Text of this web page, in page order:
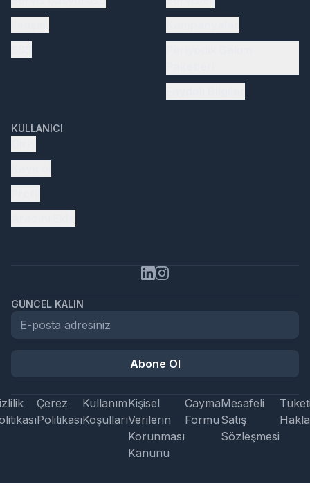
KULLANICI
GÜNCEL KALIN
Abone Ol
Çerez
Politikası
Kullanım
Koşulları
Kişisel
Verilerin
Korunması
Kanunu
Cayma
Formu
Mesafeli
Satış
Sözleşmesi